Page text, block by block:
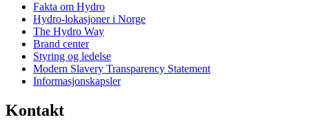
Fakta om Hydro
Hydro-lokasjoner i Norge
The Hydro Way
Brand center
Styring og ledelse
Modern Slavery Transparency Statement
Informasjonskapsler
Kontakt